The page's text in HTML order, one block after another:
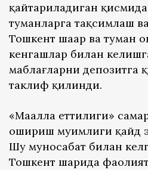
қайтариладиган
туманларга тақсимлаш
Тошкент шаҳар ва туман
кенгашлар билан
маблағларни депозитга
таклиф қилинди.
«Маҳалла еттилиги»
ошириш муҳимлиги қайд
Шу муносабат билан
Тошкент шаҳрида